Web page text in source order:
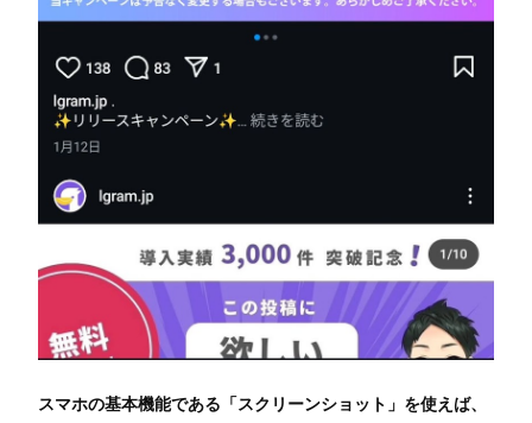
スマホの基本機能である「スクリーンショット」を使えば、